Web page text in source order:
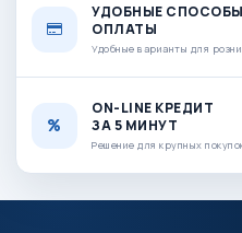
УДОБНЫЕ СПОСОБЫ
ОПЛАТЫ
Удобные варианты для
ON-LINE КРЕДИТ
ЗА 5 МИНУТ
Решение для крупных